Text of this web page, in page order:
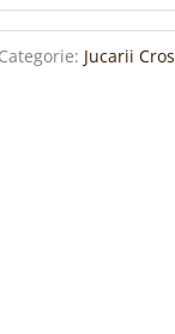
Categorie: Jucarii